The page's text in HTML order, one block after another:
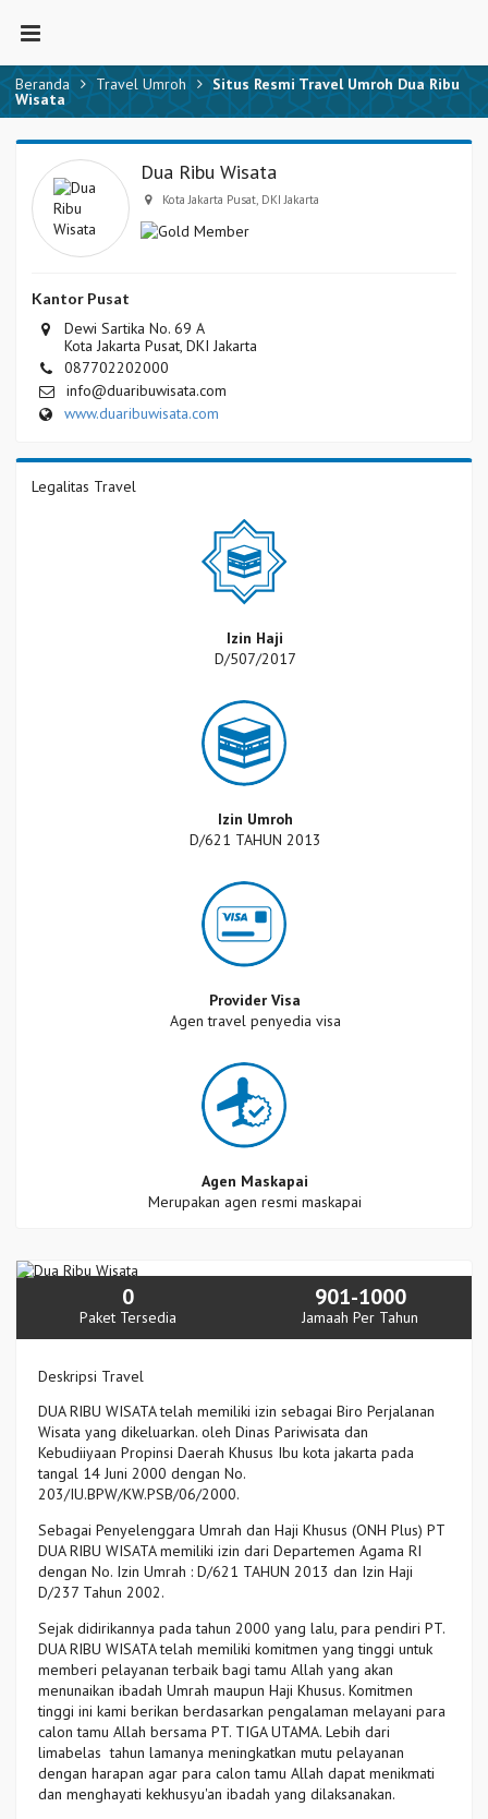
Beranda Travel Umroh Situs Resmi Travel Umroh Dua Ribu
Wisata
Dua Ribu Wisata
Kota Jakarta Pusat, DKI Jakarta
Kantor Pusat
Dewi Sartika No. 69 A
Kota Jakarta Pusat, DKI Jakarta
087702202000
info@duaribuwisata.com
www.duaribuwisata.com
Legalitas Travel
Izin Haji
D/507/2017
Izin Umroh
D/621 TAHUN 2013
Provider Visa
Agen travel penyedia visa
Agen Maskapai
Merupakan agen resmi maskapai
0
Paket Tersedia
901-1000
Jamaah Per Tahun
Deskripsi Travel
DUA RIBU WISATA telah memiliki izin sebagai Biro Perjalanan
Wisata yang dikeluarkan. oleh Dinas Pariwisata dan
Kebudiiyaan Propinsi Daerah Khusus Ibu kota jakarta pada
tangal 14 Juni 2000 dengan No.
203/IU.BPW/KW.PSB/06/2000.
Sebagai Penyelenggara Umrah dan Haji Khusus (ONH Plus) PT
DUA RIBU WISATA memiliki izin dari Departemen Agama RI
dengan No. Izin Umrah : D/621 TAHUN 2013 dan Izin Haji
D/237 Tahun 2002.
Sejak didirikannya pada tahun 2000 yang lalu, para pendiri PT.
DUA RIBU WISATA telah memiliki komitmen yang tinggi untuk
memberi pelayanan terbaik bagi tamu Allah yang akan
menunaikan ibadah Umrah maupun Haji Khusus. Komitmen
tinggi ini kami berikan berdasarkan pengalaman melayani para
calon tamu Allah bersama PT. TIGA UTAMA. Lebih dari
limabelas tahun lamanya meningkatkan mutu pelayanan
dengan harapan agar para calon tamu Allah dapat menikmati
dan menghayati kekhusyu'an ibadah yang dilaksanakan.